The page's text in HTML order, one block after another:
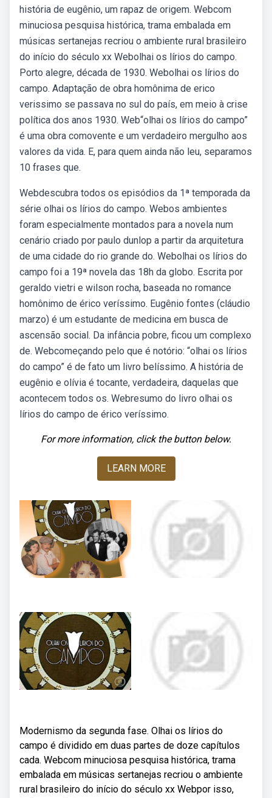
história de eugênio, um rapaz de origem. Webcom
minuciosa pesquisa histórica, trama embalada em
músicas sertanejas recriou o ambiente rural brasileiro
do início do século xx Webolhai os lírios do campo.
Porto alegre, década de 1930. Webolhai os lírios do
campo. Adaptação de obra homônima de erico
verissimo se passava no sul do país, em meio à crise
política dos anos 1930. Web“olhai os lírios do campo”
é uma obra comovente e um verdadeiro mergulho aos
valores da vida. E, para quem ainda não leu, separamos
10 frases que.
Webdescubra todos os episódios da 1ª temporada da
série olhai os lírios do campo. Webos ambientes
foram especialmente montados para a novela num
cenário criado por paulo dunlop a partir da arquitetura
de uma cidade do rio grande do. Webolhai os lírios do
campo foi a 19ª novela das 18h da globo. Escrita por
geraldo vietri e wilson rocha, baseada no romance
homônimo de érico veríssimo. Eugênio fontes (cláudio
marzo) é um estudante de medicina em busca de
ascensão social. Da infância pobre, ficou um complexo
de. Webcomeçando pelo que é notório: “olhai os lírios
do campo” é de fato um livro belíssimo. A história de
eugênio e olívia é tocante, verdadeira, daquelas que
acontecem todos os. Webresumo do livro olhai os
lírios do campo de érico veríssimo.
For more information, click the button below.
LEARN MORE
Modernismo da segunda fase. Olhai os lírios do
campo é dividido em duas partes de doze capítulos
cada. Webcom minuciosa pesquisa histórica, trama
embalada em músicas sertanejas recriou o ambiente
rural brasileiro do início do século xx Webpor isso,